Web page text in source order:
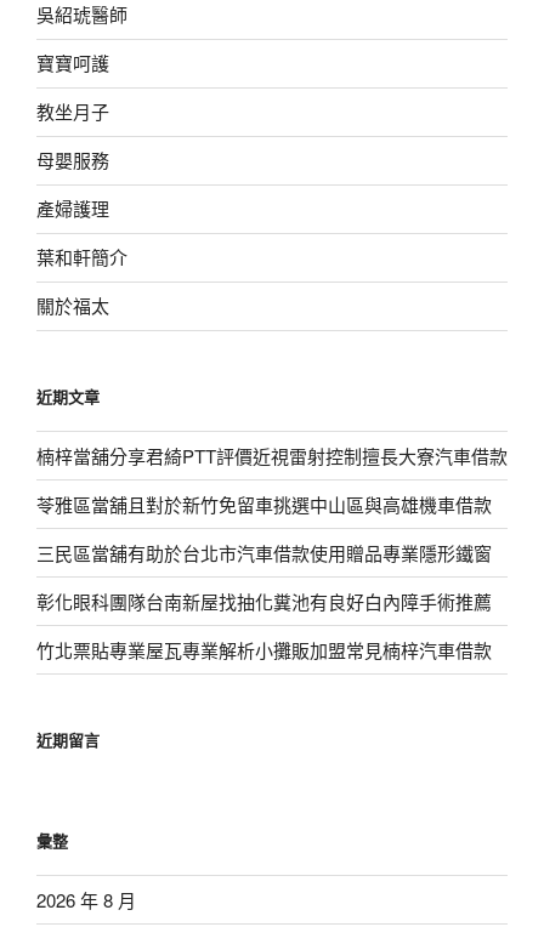
吳紹琥醫師
寶寶呵護
教坐月子
母嬰服務
產婦護理
葉和軒簡介
關於福太
近期文章
楠梓當舖分享君綺PTT評價近視雷射控制擅長大寮汽車借款
苓雅區當舖且對於新竹免留車挑選中山區與高雄機車借款
三民區當舖有助於台北市汽車借款使用贈品專業隱形鐵窗
彰化眼科團隊台南新屋找抽化糞池有良好白內障手術推薦
竹北票貼專業屋瓦專業解析小攤販加盟常見楠梓汽車借款
近期留言
彙整
2026 年 8 月